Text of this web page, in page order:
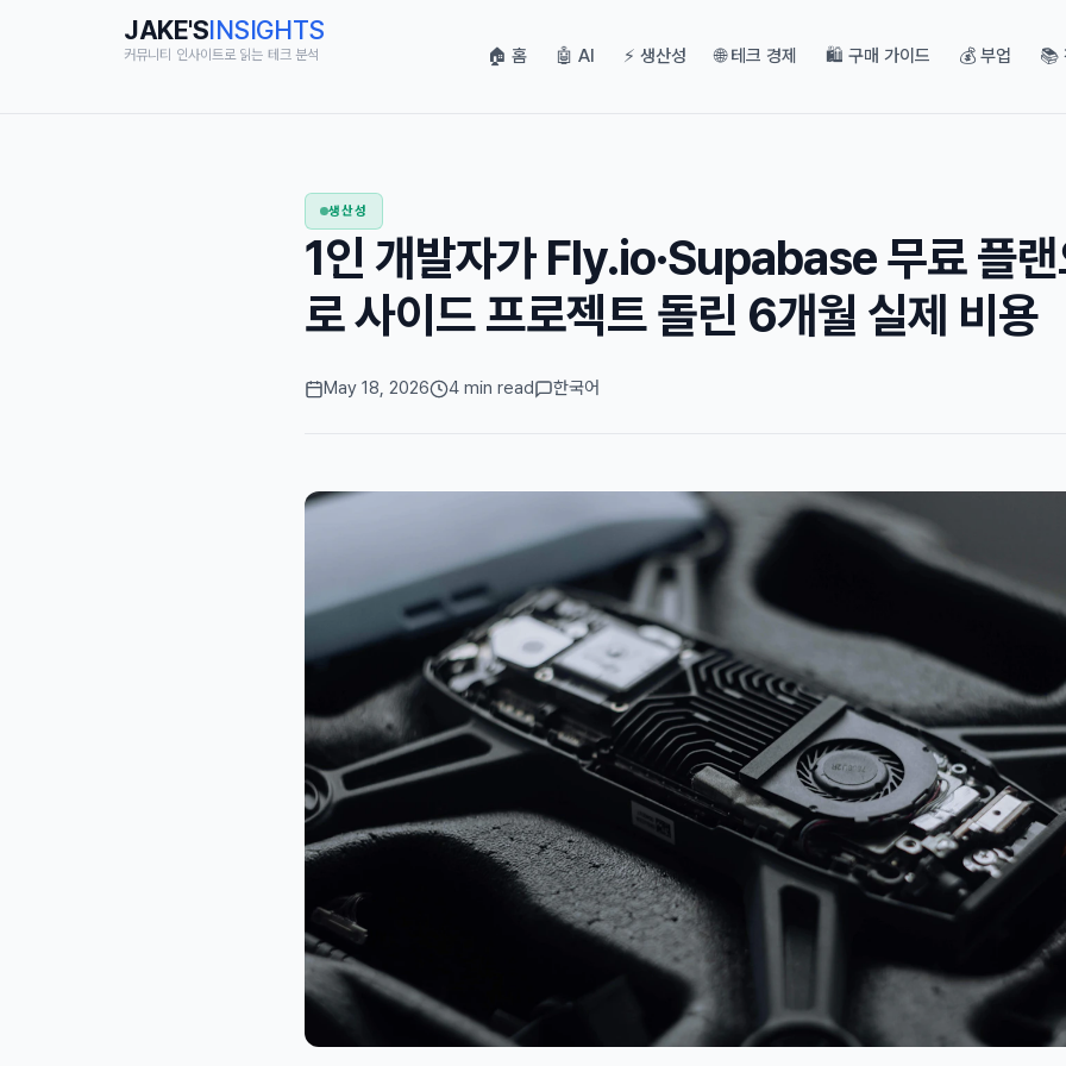
JAKE'SINSIGHTS
커뮤니티 인사이트로 읽는 테크 분석 🏠 홈 🤖 AI ⚡ 생산성 🌐 테크 경제 🛍️ 구매 가이드 💰 부업 📚
생산성
1인 개발자가 Fly.io·Supabase 무료 플
로 사이드 프로젝트 돌린 6개월 실제 비용
May 18, 2026 4 min read 한국어